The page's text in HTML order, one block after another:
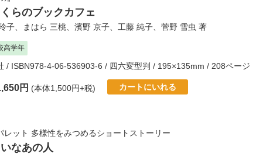
くらのブックカフェ
子 まはら 三桃 濱野 京子 工藤 純子 菅野 雪虫 著
高学年
/ ISBN978-4-06-536903-6 / 四六変型判 / 195×135mm / 208ページ
円 (本体1,500円+税) カートにいれる
レット 多様性をみつめるショートストーリー
なあの人